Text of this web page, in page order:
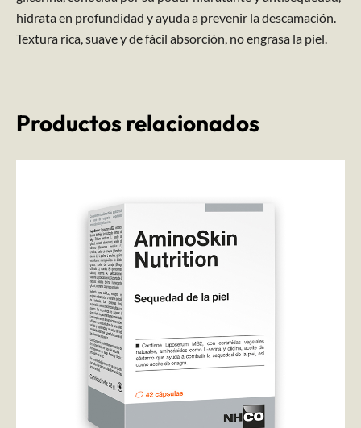
hidrata en profundidad y ayuda a prevenir la descamación.
Textura rica, suave y de fácil absorción, no engrasa la piel.
Productos relacionados